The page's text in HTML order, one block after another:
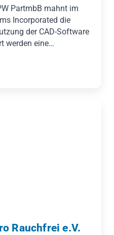
PartmbB mahnt im
Incorporated die
der CAD-Software
werden eine
die
und
sowie die
Rauchfrei e.V.